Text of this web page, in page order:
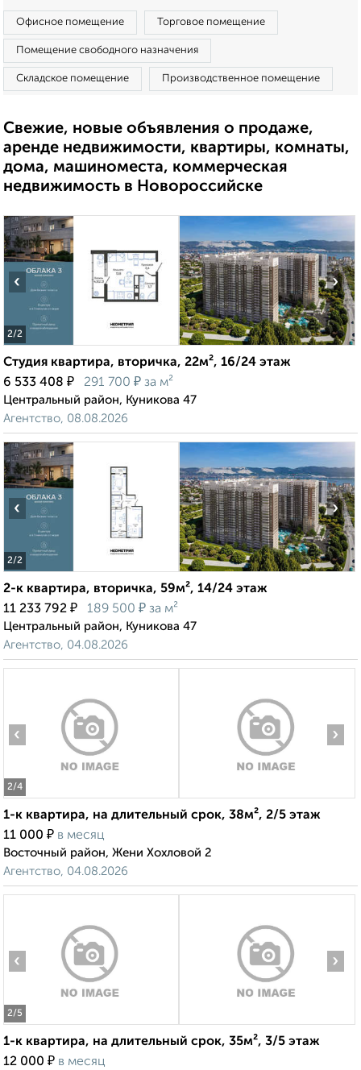
Офисное помещение Торговое помещение
Помещение свободного назначения
Складское помещение Производственное помещение
Свежие, новые объявления о продаже,
аренде недвижимости, квартиры, комнаты,
дома, машиноместа, коммерческая
недвижимость в Новороссийске
2/2
‹ ›
Студия квартира, вторичка, 22м², 16/24 этаж
6 533 408 ₽ 291 700 ₽ за м²
Центральный район, Куникова 47
Агентство, 08.08.2026
2/2
‹ ›
2-к квартира, вторичка, 59м², 14/24 этаж
11 233 792 ₽ 189 500 ₽ за м²
Центральный район, Куникова 47
Агентство, 04.08.2026
2/4
‹ ›
1-к квартира, на длительный срок, 38м², 2/5 этаж
11 000 ₽ в месяц
Восточный район, Жени Хохловой 2
Агентство, 04.08.2026
2/5
‹ ›
1-к квартира, на длительный срок, 35м², 3/5 этаж
12 000 ₽ в месяц